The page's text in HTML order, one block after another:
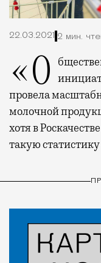
22.03.2021 2 мин.
«Общественная потребительская
провела
молочной
хотя в
такую